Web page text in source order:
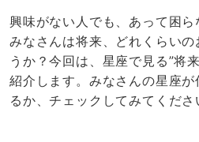
興味がない人でも、あって困ら
みなさんは将来、どれくらいの
うか？今回は、星座で見る”将
紹介します。みなさんの星座
るか、チェックしてみてくだ